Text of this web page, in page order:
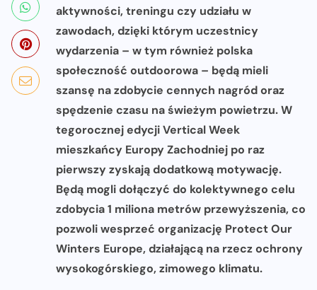
aktywności, treningu czy udziału w
zawodach, dzięki którym uczestnicy
wydarzenia – w tym również polska
społeczność outdoorowa – będą mieli
szansę na zdobycie cennych nagród oraz
spędzenie czasu na świeżym powietrzu. W
tegorocznej edycji Vertical Week
mieszkańcy Europy Zachodniej po raz
pierwszy zyskają dodatkową motywację.
Będą mogli dołączyć do kolektywnego celu
zdobycia 1 miliona metrów przewyższenia, co
pozwoli wesprzeć organizację Protect Our
Winters Europe, działającą na rzecz ochrony
wysokogórskiego, zimowego klimatu.